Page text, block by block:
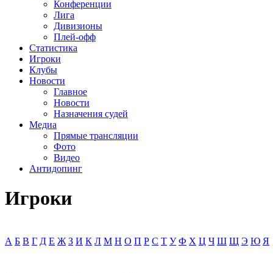
Конференции
Лига
Дивизионы
Плей-офф
Статистика
Игроки
Клубы
Новости
Главное
Новости
Назначения судей
Медиа
Прямые трансляции
Фото
Видео
Антидопинг
Игроки
А Б В Г Д Е Ж З И К Л М Н О П Р С Т У Ф Х Ц Ч Ш Щ Э Ю Я